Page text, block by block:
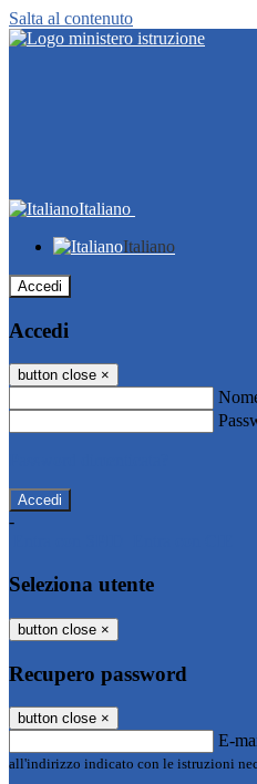
Salta al contenuto
Italiano
Italiano
Accedi
Accedi
button close ×
-
Seleziona utente
button close ×
Recupero password
button close ×
E-
all'indirizzo indicato con le istruzioni